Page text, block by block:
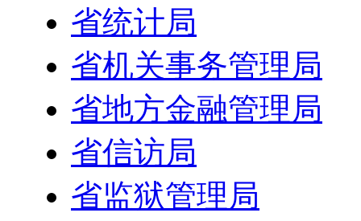
省统计局
省机关事务管理局
省地方金融管理局
省信访局
省监狱管理局